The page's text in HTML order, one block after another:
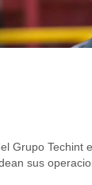
Grupo
sus